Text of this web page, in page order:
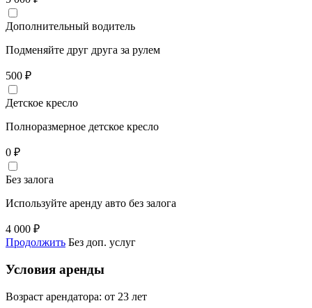
Дополнительный водитель
Подменяйте друг друга за рулем
500 ₽
Детское кресло
Полноразмерное детское кресло
0 ₽
Без залога
Используйте аренду авто без залога
4 000 ₽
Продолжить Без доп. услуг
Условия аренды
Возраст арендатора: от 23 лет